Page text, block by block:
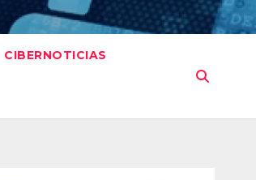
CIBERNOTICIAS